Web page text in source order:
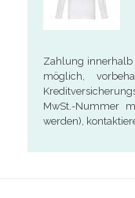
Zahlung
möglich,
MwSt.-Nummer
werden),